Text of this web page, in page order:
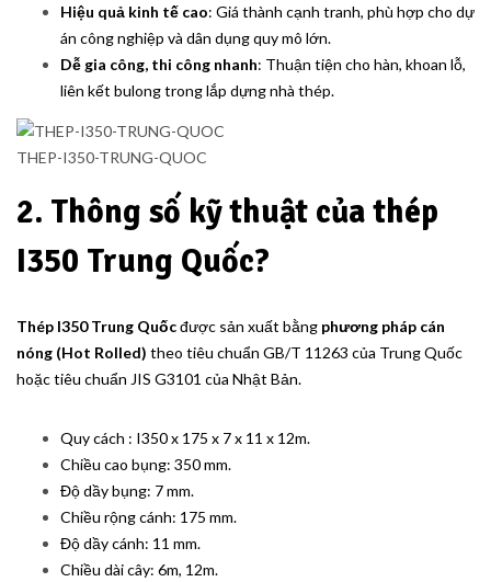
Hiệu quả kinh tế cao: Giá thành cạnh tranh, phù hợp cho dự
án công nghiệp và dân dụng quy mô lớn.
Dễ gia công, thi công nhanh: Thuận tiện cho hàn, khoan lỗ,
liên kết bulong trong lắp dựng nhà thép.
THEP-I350-TRUNG-QUOC
2. Thông số kỹ thuật của thép
I350 Trung Quốc?
Thép I350 Trung Quốcđược sản xuất bằng phương pháp cán
nóng (Hot Rolled) theo tiêu chuẩn GB/T 11263 của Trung Quốc
hoặc tiêu chuẩn JIS G3101 của Nhật Bản.
Quy cách : I350 x 175 x 7 x 11 x 12m.
Chiều cao bụng: 350 mm.
Độ dầy bụng: 7 mm.
Chiều rộng cánh: 175 mm.
Độ dầy cánh: 11 mm.
Chiều dài cây: 6m, 12m.